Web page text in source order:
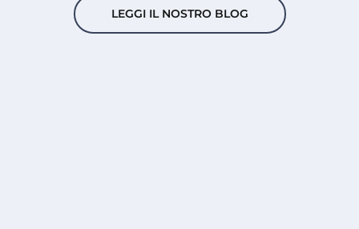
LEGGI IL NOSTRO BLOG